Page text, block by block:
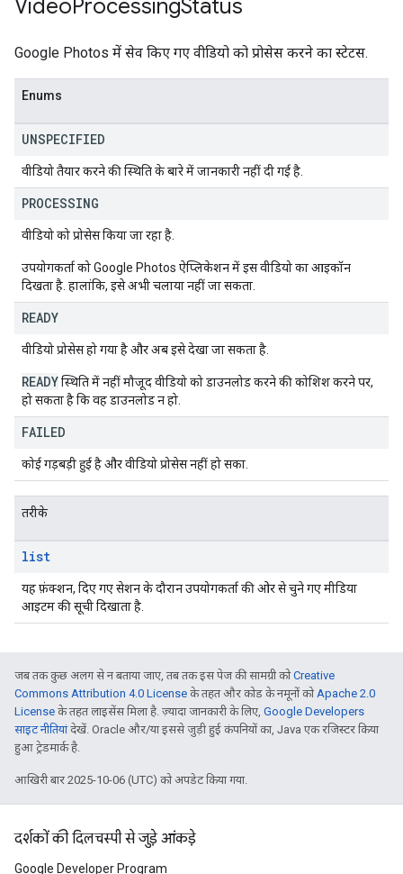
VideoProcessingStatus
Google Photos में सेव किए गए वीडियो को प्रोसेस करने का स्टेटस.
Enums
UNSPECIFIED
वीडियो तैयार करने की स्थिति के बारे में जानकारी नहीं दी गई है.
PROCESSING
वीडियो को प्रोसेस किया जा रहा है.
उपयोगकर्ता को Google Photos ऐप्लिकेशन में इस वीडियो का आइकॉन
दिखता है. हालांकि, इसे अभी चलाया नहीं जा सकता.
READY
वीडियो प्रोसेस हो गया है और अब इसे देखा जा सकता है.
READYस्थिति में नहीं मौजूद वीडियो को डाउनलोड करने की कोशिश करने पर,
हो सकता है कि वह डाउनलोड न हो.
FAILED
कोई गड़बड़ी हुई है और वीडियो प्रोसेस नहीं हो सका.
तरीके
list
यह फ़ंक्शन, दिए गए सेशन के दौरान उपयोगकर्ता की ओर से चुने गए मीडिया
आइटम की सूची दिखाता है.
जब तक कुछ अलग से न बताया जाए, तब तक इस पेज की सामग्री कोCreative
Commons Attribution 4.0 License के तहत और कोड के नमूनों कोApache 2.0
License के तहत लाइसेंस मिला है. ज़्यादा जानकारी के लिए, Google Developers
साइट नीतियांदेखें. Oracle और/या इससे जुड़ी हुई कंपनियों का, Java एक रजिस्टर किया
हुआ ट्रेडमार्क है.
आखिरी बार 2025-10-06 (UTC) को अपडेट किया गया.
दर्शकों की दिलचस्पी से जुड़े आंकड़े
Google Developer Program